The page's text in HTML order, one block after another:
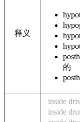
释义
的
inside
inside